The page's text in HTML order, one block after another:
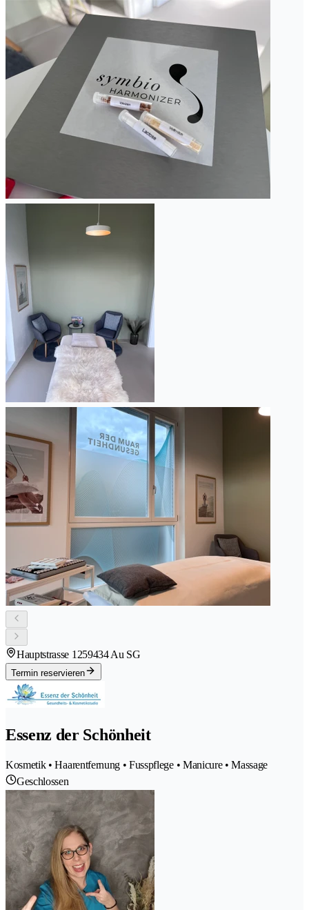
Hauptstrasse 1259434 Au SG
Termin reservieren
Essenz der Schönheit
Kosmetik • Haarentfernung • Fusspflege • Manicure • Massage
Geschlossen